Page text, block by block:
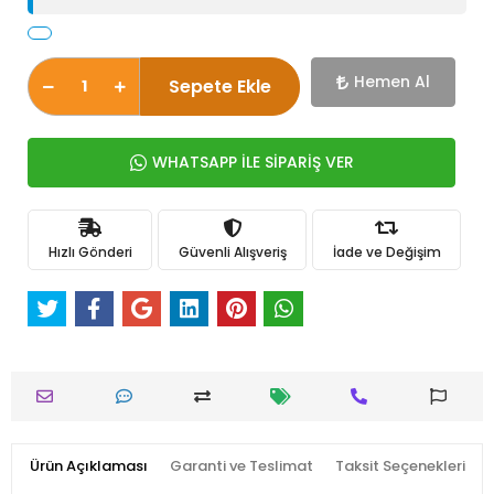
Sepete Ekle Hemen Al
WHATSAPP İLE SİPARİŞ VER
Hızlı Gönderi Güvenli Alışveriş İade ve Değişim
Ürün Açıklaması Garanti ve Teslimat Taksit Seçenekleri